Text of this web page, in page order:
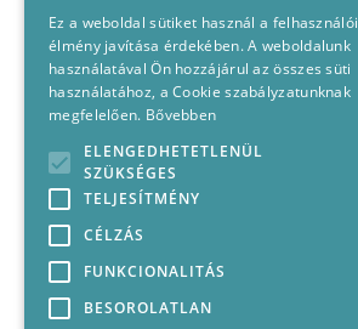
Ez a weboldal sütiket használ a felhasználói
élmény javítása érdekében. A weboldalunk
használatával Ön hozzájárul az összes süti
használatához, a Cookie szabályzatunknak
megfelelően. Bővebben
ELENGEDHETETLENÜL
SZÜKSÉGES
TELJESÍTMÉNY
CÉLZÁS
FUNKCIONALITÁS
BESOROLATLAN